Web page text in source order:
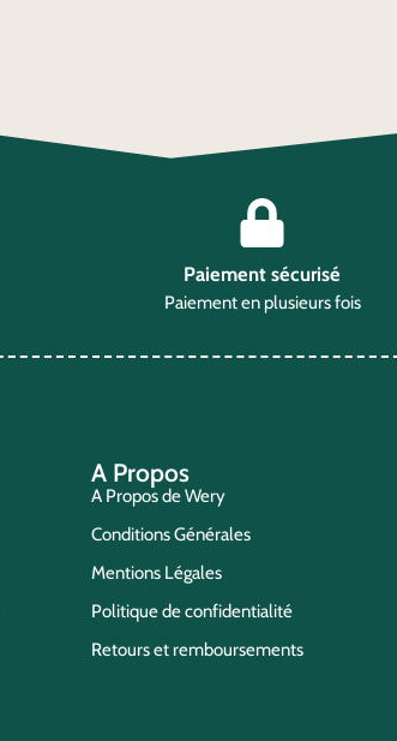
Paiement sécurisé
Paiement en plusieurs fois
A Propos
A Propos de Wery
Conditions Générales
Mentions Légales
Politique de confidentialité
Retours et remboursements